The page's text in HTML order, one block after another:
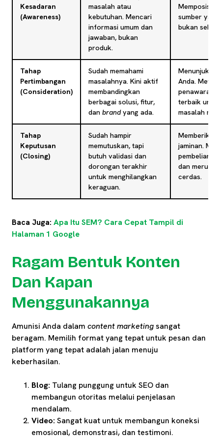
Kesadaran
(Awareness)
masalah atau
kebutuhan. Mencari
informasi umum dan
jawaban, bukan
produk.
sumber
bukan
Tahap
Pertimbangan
(Consideration)
Sudah memahami
masalahnya. Kini aktif
membandingkan
berbagai solusi, fitur,
dan brandyang ada.
Anda.
penawaran
terbaik
masalah
Tahap
Keputusan
(Closing)
Sudah hampir
memutuskan, tapi
butuh validasi dan
dorongan terakhir
untuk menghilangkan
keraguan.
jaminan.
pembelian
dan
cerdas.
Baca Juga: Apa Itu SEM? Cara Cepat Tampil di
Halaman 1 Google
Ragam Bentuk Konten
Dan Kapan
Menggunakannya
Amunisi Anda dalam content marketingsangat
beragam. Memilih format yang tepat untuk pesan dan
platform yang tepat adalah jalan menuju
keberhasilan.
Blog: Tulang punggung untuk SEO dan
membangun otoritas melalui penjelasan
mendalam.
Video: Sangat kuat untuk membangun koneksi
emosional, demonstrasi, dan testimoni.